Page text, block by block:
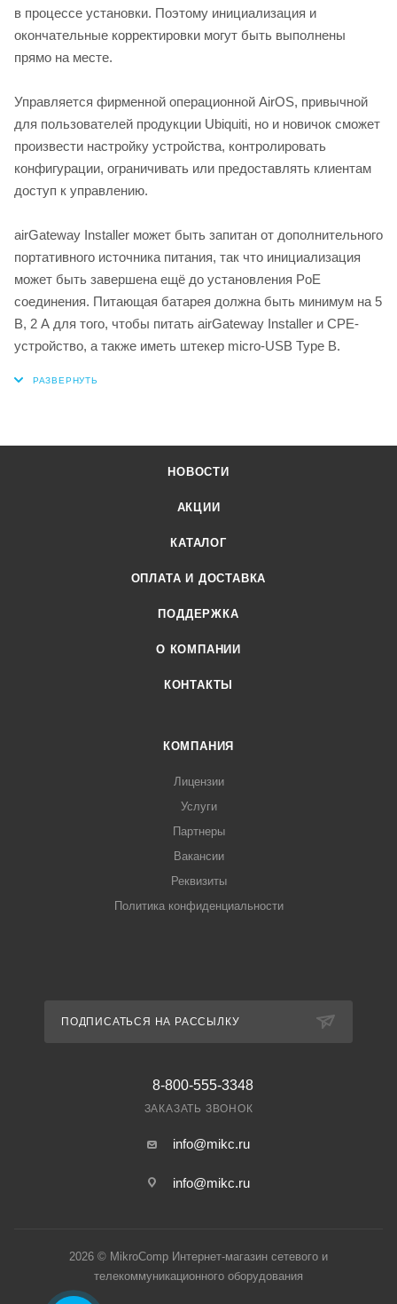
в процессе установки. Поэтому инициализация и
окончательные корректировки могут быть выполнены
прямо на месте.
Управляется фирменной операционной AirOS, привычной
для пользователей продукции Ubiquiti, но и новичок сможет
произвести настройку устройства, контролировать
конфигурации, ограничивать или предоставлять клиентам
доступ к управлению.
airGateway Installer может быть запитан от дополнительного
портативного источника питания, так что инициализация
может быть завершена ещё до установления PoE
соединения. Питающая батарея должна быть минимум на 5
В, 2 А для того, чтобы питать airGateway Installer и CPE-
устройство, а также иметь штекер micro-USB Type B.
НОВОСТИ
АКЦИИ
КАТАЛОГ
ОПЛАТА И ДОСТАВКА
ПОДДЕРЖКА
О КОМПАНИИ
КОНТАКТЫ
КОМПАНИЯ
Лицензии
Услуги
Партнеры
Вакансии
Реквизиты
Политика конфиденциальности
ПОДПИСАТЬСЯ НА РАССЫЛКУ
8-800-555-3348
ЗАКАЗАТЬ ЗВОНОК
info@mikc.ru
info@mikc.ru
2026 © MikroComp Интернет-магазин сетевого и
телекоммуникационного оборудования